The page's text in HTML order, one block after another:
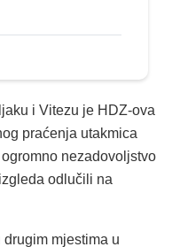
i Vitezu je HDZ-ova
praćenja utakmica
nezadovoljstvo
odlučili na
mjestima u